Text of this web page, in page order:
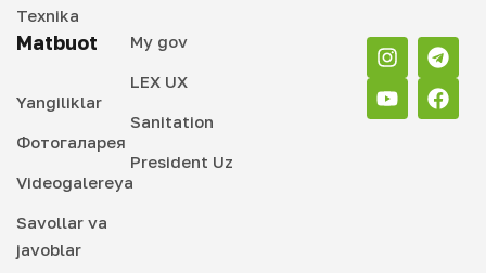
Texnika
Matbuot
Yangiliklar
Фотогаларея
Videogalereya
Savollar va
javoblar
My gov
LEX UX
Sanitation
President Uz